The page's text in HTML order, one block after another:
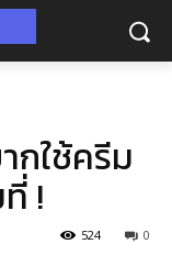
กใช้ครีม
!
0
524